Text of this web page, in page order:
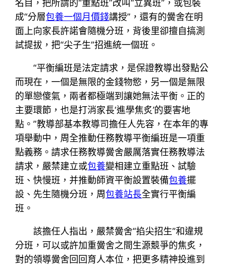
名目，把所謂的“重點班”改叫“立異班”，或包裝
成“分層包養一個月價錢講授”，還有的黌舍在明
面上向家長許諾會隨機分班，背後里卻擅自搞測
試提拔，把“尖子生”招進統一個班。
“平衡編班是法定請求，是保證教導出發點公
而現在，一個是無限的金錢物慾，另一個是無限
的單戀傻氣，兩者都極端到讓她無法平衡。正的
主要環節，也是打消家長‘進學焦炙’的要害地
點。”教導部基本教導司擔任人先容，在本年的專
項舉動中，周全推動任務教導平衡編班是一項重
點義務。請求任務教導黌舍嚴厲落實任務教導法
請求，嚴禁建立或包養變相建立重點班、試驗
班、快慢班，并推動師資平衡設置裝備包養擺
設、先生隨機分班，周包養站長全實行平衡編
班。
該擔任人指出，嚴禁黌舍“掐尖招生”和違規
分班，可以或許加重黌舍之間生源競爭的焦炙，
對的領導黌舍回回育人本位，把更多精神投進到